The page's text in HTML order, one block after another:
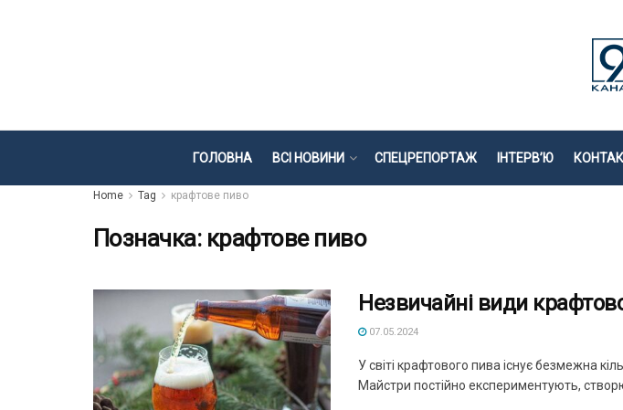
ГОЛОВНА ВСІ НОВИНИ СПЕЦРЕПОРТАЖ ІНТЕРВ’Ю
Home Tag крафтове пиво
Позначка: крафтове пиво
Незвичайні види
07.05.2024
У світі крафтового пива існує безмежна
Майстри постійно експериментують,